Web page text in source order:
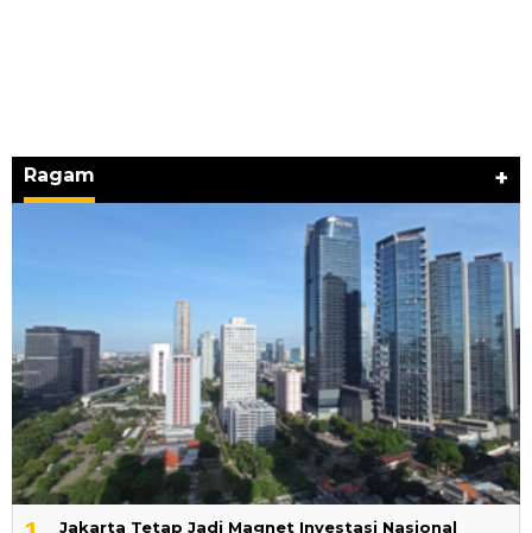
Ragam +
Jakarta Tetap Jadi Magnet Investasi Nasional